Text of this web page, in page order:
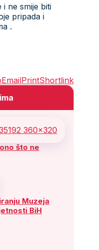
ne smije biti
pripada i
.
EmailPrintShortlink
što ne
Muzeja
BiH